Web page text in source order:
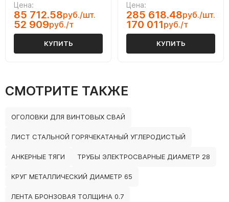
Цена:
85 712.58руб./шт.
52 909руб./т
КУПИТЬ
Цена:
285 618.48руб./шт.
170 011руб./т
КУПИТЬ
СМОТРИТЕ ТАКЖЕ
ОГОЛОВКИ ДЛЯ ВИНТОВЫХ СВАЙ
ЛИСТ СТАЛЬНОЙ ГОРЯЧЕКАТАНЫЙ УГЛЕРОДИСТЫЙ
АНКЕРНЫЕ ТЯГИ ТРУБЫ ЭЛЕКТРОСВАРНЫЕ ДИАМЕТР 28
КРУГ МЕТАЛЛИЧЕСКИЙ ДИАМЕТР 65
ЛЕНТА БРОНЗОВАЯ ТОЛЩИНА 0.7